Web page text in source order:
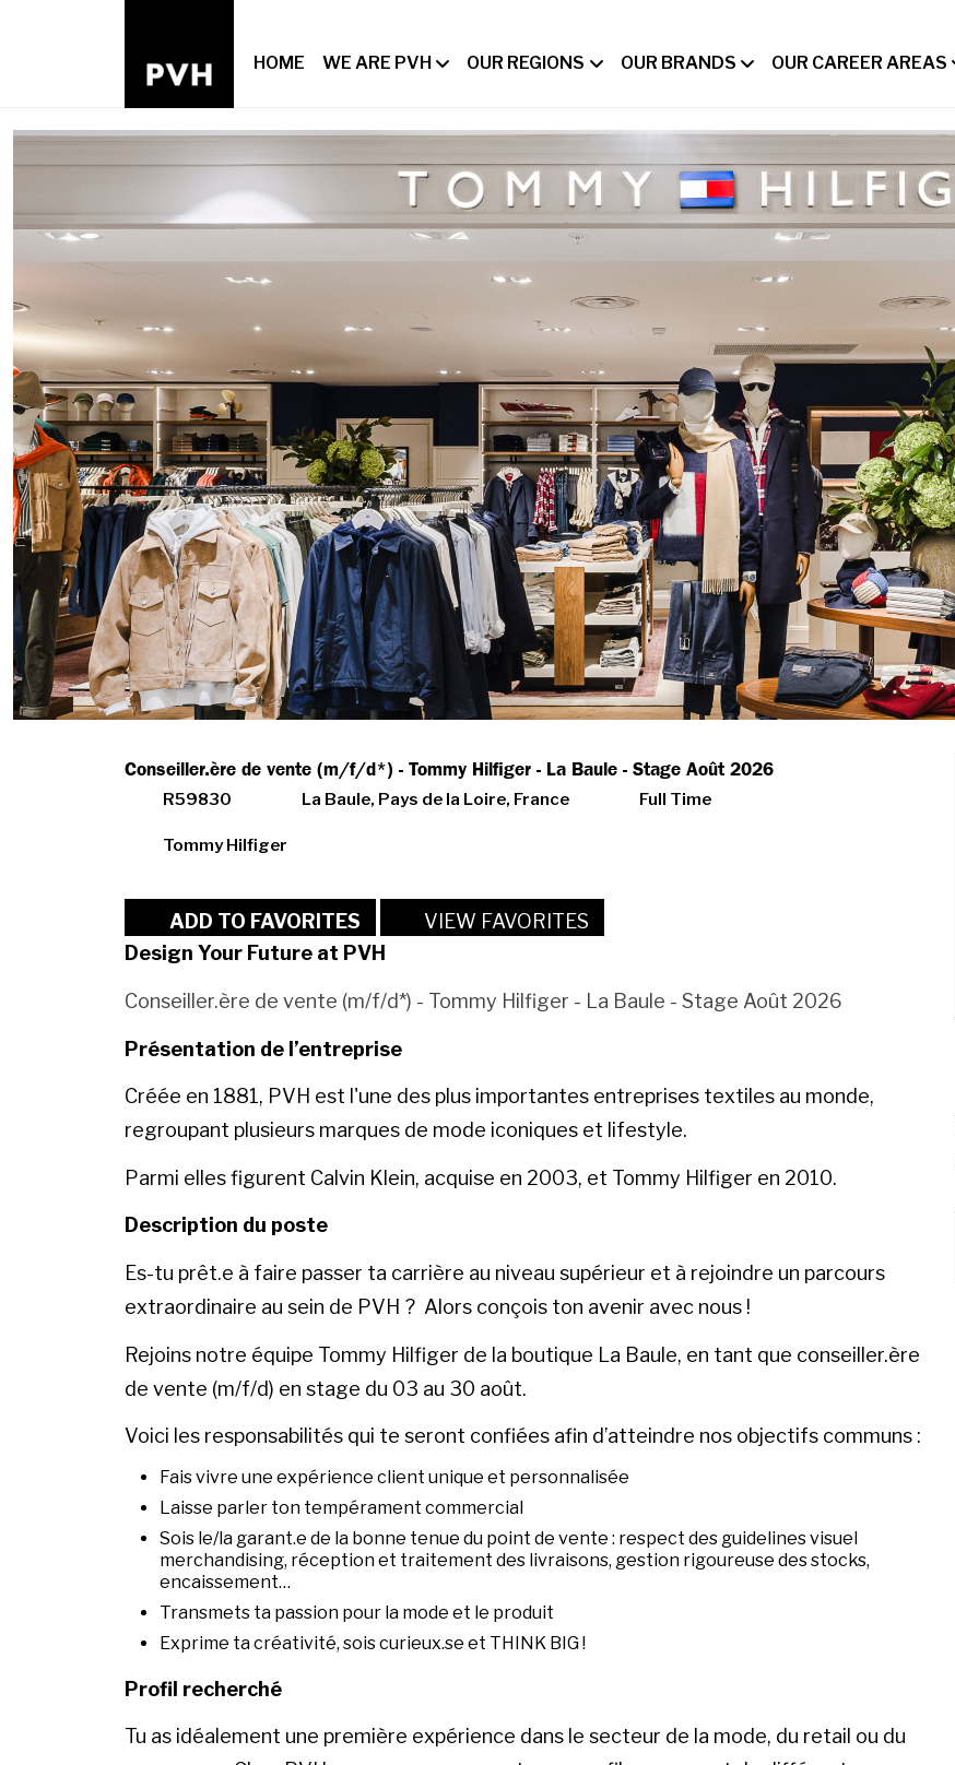
HOME WE ARE PVH OUR REGIONS OUR BRANDS OUR CAREER AREAS
Conseiller.ère de vente (m/f/d*) - Tommy Hilfiger - La Baule - Stage Août 2026
R59830 La Baule, Pays de la Loire, France Full Time
Tommy Hilfiger
ADD TO FAVORITES
VIEW FAVORITES
Design Your Future at PVH
Conseiller.ère de vente (m/f/d*) - Tommy Hilfiger - La Baule - Stage Août 2026
Présentation de l’entreprise
Créée en 1881, PVH est l'une des plus importantes entreprises textiles au monde,
regroupant plusieurs marques de mode iconiques et lifestyle.
Parmi elles figurent Calvin Klein, acquise en 2003, et Tommy Hilfiger en 2010.
Description du poste
Es-tu prêt.e à faire passer ta carrière au niveau supérieur et à rejoindre un parcours
extraordinaire au sein de PVH ? Alors conçois ton avenir avec nous !
Rejoins notre équipe Tommy Hilfiger de la boutique La Baule, en tant que conseiller.ère
de vente (m/f/d) en stage du 03 au 30 août.
Voici les responsabilités qui te seront confiées afin d’atteindre nos objectifs communs :
Fais vivre une expérience client unique et personnalisée
Laisse parler ton tempérament commercial
Sois le/la garant.e de la bonne tenue du point de vente : respect des guidelines visuel
merchandising, réception et traitement des livraisons, gestion rigoureuse des stocks,
encaissement…
Transmets ta passion pour la mode et le produit
Exprime ta créativité, sois curieux.se et THINK BIG !
Profil recherché
Tu as idéalement une première expérience dans le secteur de la mode, du retail ou du